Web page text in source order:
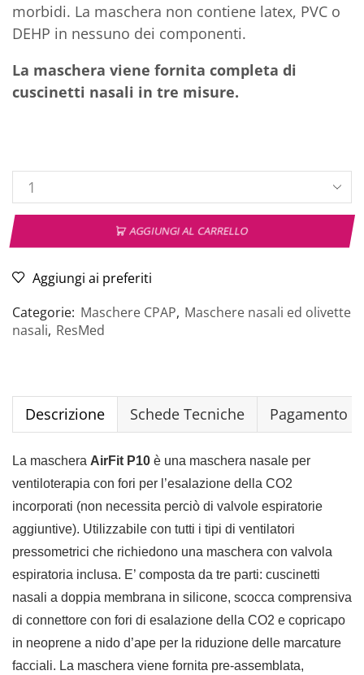
morbidi. La maschera non contiene latex, PVC o
DEHP in nessuno dei componenti.
La maschera viene fornita completa di
cuscinetti nasali in tre misure.
AGGIUNGI AL CARRELLO
Aggiungi ai preferiti
Categorie: Maschere CPAP, Maschere nasali ed olivette
nasali, ResMed
Descrizione Schede Tecniche Pagamento
La maschera AirFit P10 è una maschera nasale per
ventiloterapia con fori per l’esalazione della CO2
incorporati (non necessita perciò di valvole espiratorie
aggiuntive). Utilizzabile con tutti i tipi di ventilatori
pressometrici che richiedono una maschera con valvola
espiratoria inclusa. E’ composta da tre parti: cuscinetti
nasali a doppia membrana in silicone, scocca comprensiva
di connettore con fori di esalazione della CO2 e copricapo
in neoprene a nido d’ape per la riduzione delle marcature
facciali. La maschera viene fornita pre-assemblata,